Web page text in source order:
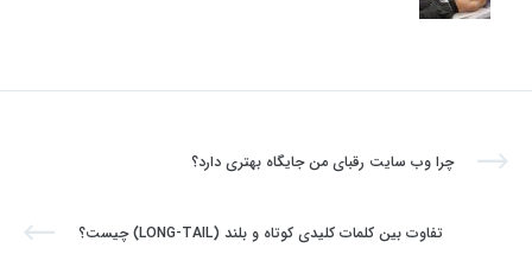
چرا وب سایت رقبای من جایگاه بهتری دارد؟
تفاوت بین کلمات کلیدی کوتاه و بلند (LONG-TAIL) چیست؟